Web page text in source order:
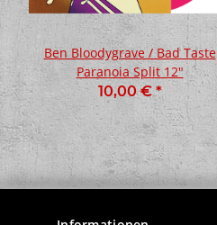
Ben Bloodygrave / Bad Taste
Paranoia Split 12"
10,00 €*